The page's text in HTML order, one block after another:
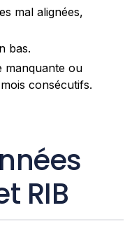
mal alignées,
bas.
manquante ou
consécutifs.
RIB